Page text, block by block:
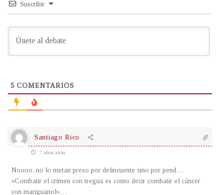
Suscribir
5 COMENTARIOS
Santiago Rico
7 años atrás
Noooo. no lo metan preso por delincuente sino por pend…
«Combatir el crimen con tregua es como decir combatir el cáncer
con mariguanol»…